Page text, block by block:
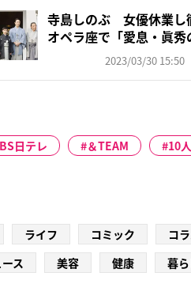
寺島しのぶ 女優休業し
オペラ座で「愛息・眞秀
2023/03/30 15:50
BS日テレ ＆TEAM
10
ライフ コミック コ
ス 美容 健康 暮